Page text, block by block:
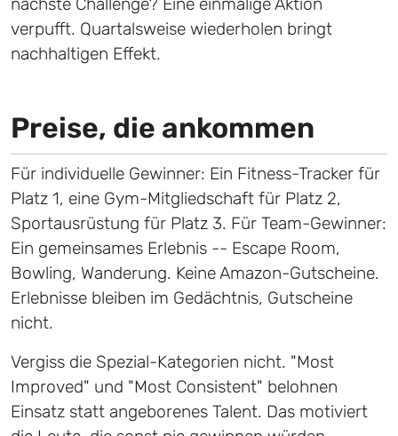
verpufft. Quartalsweise wiederholen bringt
nachhaltigen Effekt.
Preise, die ankommen
Für individuelle Gewinner: Ein Fitness-Tracker für
Platz 1, eine Gym-Mitgliedschaft für Platz 2,
Sportausrüstung für Platz 3. Für Team-Gewinner:
Ein gemeinsames Erlebnis -- Escape Room,
Bowling, Wanderung. Keine Amazon-Gutscheine.
Erlebnisse bleiben im Gedächtnis, Gutscheine
nicht.
Vergiss die Spezial-Kategorien nicht. "Most
Improved" und "Most Consistent" belohnen
Einsatz statt angeborenes Talent. Das motiviert